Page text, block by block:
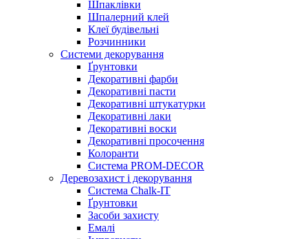
Шпаклівки
Шпалерний клей
Клеї будівельні
Розчинники
Системи декорування
Ґрунтовки
Декоративні фарби
Декоративні пасти
Декоративні штукатурки
Декоративні лаки
Декоративні воски
Декоративні просочення
Колоранти
Система PROM-DECOR
Деревозахист і декорування
Система Chalk-IT
Ґрунтовки
Засоби захисту
Емалі